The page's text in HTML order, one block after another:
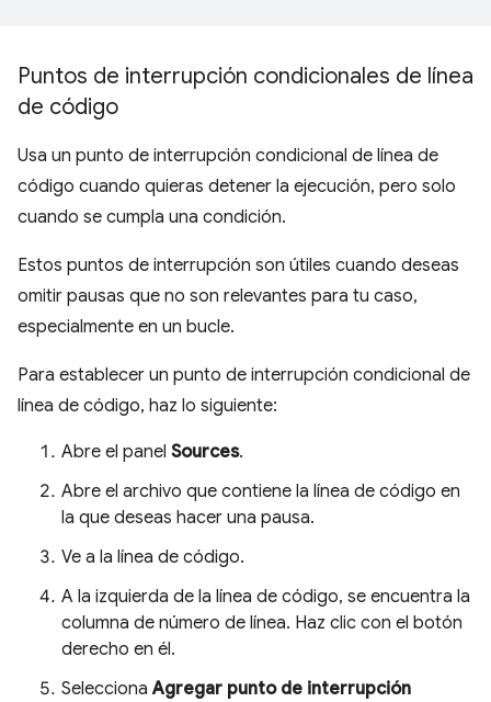
Puntos de interrupción condicionales de línea
de código
Usa un punto de interrupción condicional de línea de
código cuando quieras detener la ejecución, pero solo
cuando se cumpla una condición.
Estos puntos de interrupción son útiles cuando deseas
omitir pausas que no son relevantes para tu caso,
especialmente en un bucle.
Para establecer un punto de interrupción condicional de
línea de código, haz lo siguiente:
Abre el panel Sources.
Abre el archivo que contiene la línea de código en
la que deseas hacer una pausa.
Ve a la línea de código.
A la izquierda de la línea de código, se encuentra la
columna de número de línea. Haz clic con el botón
derecho en él.
SeleccionaAgregar punto de interrupción